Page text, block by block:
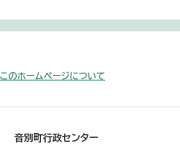
このホームページについて
音別町行政センター